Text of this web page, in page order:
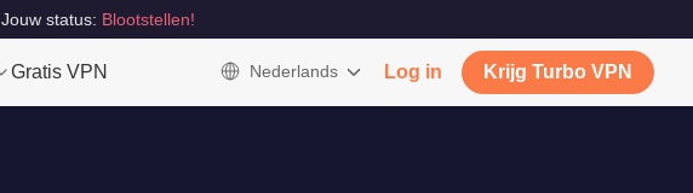
Jouw status: Blootstellen!
Gratis VPN Nederlands Log in Krijg Turbo VPN